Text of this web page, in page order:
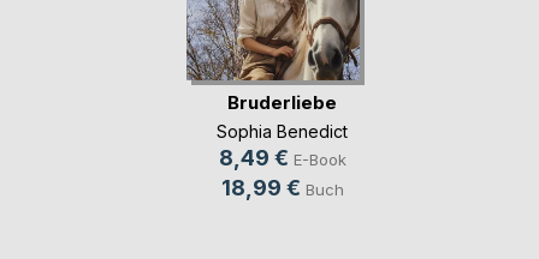
Bruderliebe
Sophia Benedict
8,49 € E-Book
18,99 € Buch